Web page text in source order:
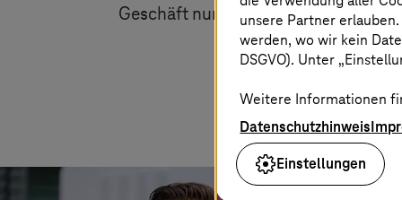
Geschäft nun weiter ausbauen.
unsere Partner
werden, wo wir kein
DSGVO). Unter
Weitere Informationen
Datenschutzhinweis
Einstellungen